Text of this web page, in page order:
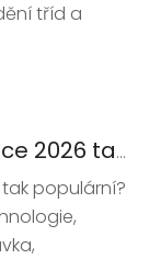
tříd a
Proč je hyaluronát sodný v roce 2026 tak populární: 5 klíčových faktorů
populární?